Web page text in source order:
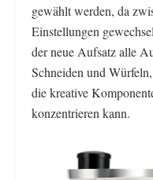
gewählt werden, da
Einstellungen
der neue Aufsatz alle
Schneiden und
die kreative
konzentrieren kann.